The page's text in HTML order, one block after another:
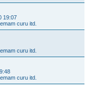
19:07
curu itd.
curu itd.
curu itd.